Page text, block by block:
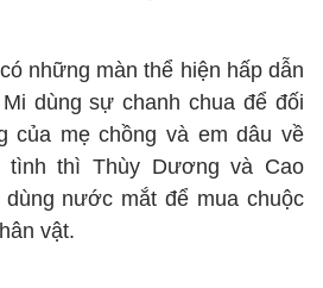
những màn thể hiện hấp dẫn
dùng sự chanh chua để đối
của mẹ chồng và em dâu về
tình thì Thùy Dương và Cao
nước mắt để mua chuộc
vật.